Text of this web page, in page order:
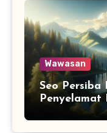
Wawasan
Seo Persiba
Penyelamat